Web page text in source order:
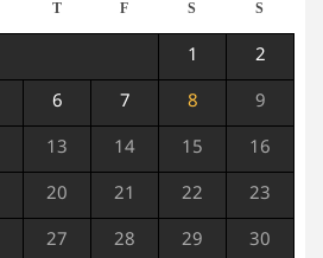
T F S S
1 2
6 7 8 9
13 14 15 16
20 21 22 23
27 28 29 30